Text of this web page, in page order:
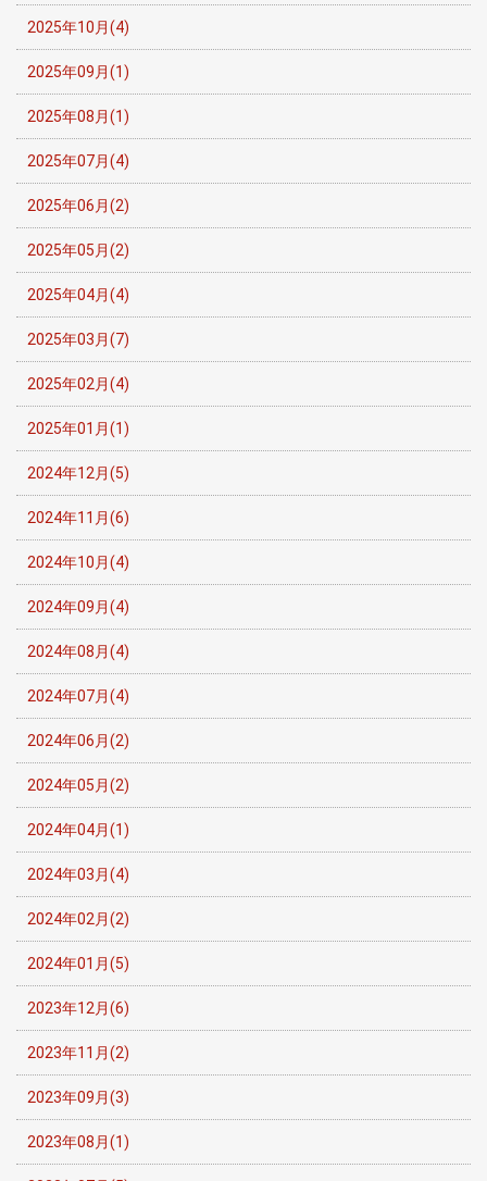
2025年10月(4)
2025年09月(1)
2025年08月(1)
2025年07月(4)
2025年06月(2)
2025年05月(2)
2025年04月(4)
2025年03月(7)
2025年02月(4)
2025年01月(1)
2024年12月(5)
2024年11月(6)
2024年10月(4)
2024年09月(4)
2024年08月(4)
2024年07月(4)
2024年06月(2)
2024年05月(2)
2024年04月(1)
2024年03月(4)
2024年02月(2)
2024年01月(5)
2023年12月(6)
2023年11月(2)
2023年09月(3)
2023年08月(1)